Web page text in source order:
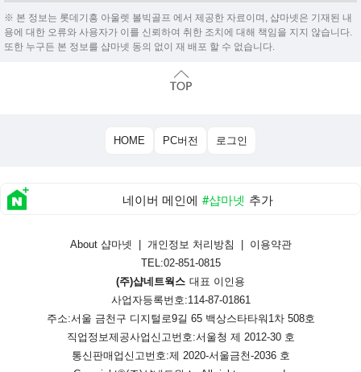
※ 본 정보는 롯데기흥 아울렛 볼빅골프 에서 제공한 자료이며, 샵마넷은 기재된 내
용에 대한 오류와 사용자가 이를 신뢰하여 취한 조치에 대해 책임을 지지 않습니다.
또한 누구든 본 정보를 샵마넷 동의 없이 재 배포 할 수 없습니다.
HOME PC버전 로그인
네이버 메인에 #샵마넷 추가
About 샵마넷 개인정보 처리방침
이용약관
TEL:02-851-0815
(주)샵네트웍스 대표 이인용
사업자등록번호:114-87-01861
주소:서울 금천구 디지털로9길 65 백상스타타워1차 508호
직업정보제공사업신고번호:서울청 제 2012-30 호
통신판매업신고번호:제 2020-서울금천-2036 호